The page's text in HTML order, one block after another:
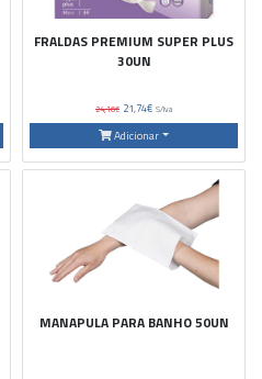
FRALDAS PREMIUM SUPER PLUS
30UN
24,16€ 21,74€ S/Iva
Adicionar
MANAPULA PARA BANHO 50UN